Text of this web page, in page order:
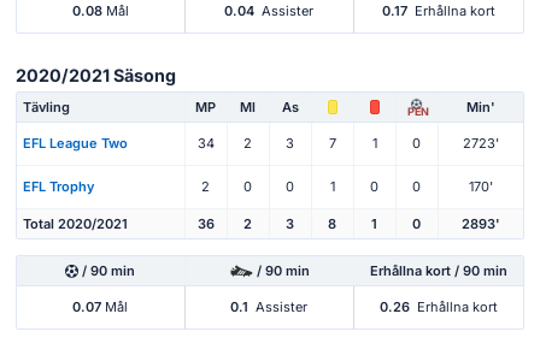
0.08Mål 0.04 Assister 0.17 Erhållna kort
2020/2021 Säsong
Tävling MP Ml As PEN Min'
EFL League Two 34 2 3 7 1 0 2723'
EFL Trophy 2 0 0 1 0 0 170'
Total 2020/2021 36 2 3 8 1 0 2893'
/ 90 min / 90 min Erhållna kort / 90 min
0.07 Mål 0.1 Assister 0.26 Erhållna kort